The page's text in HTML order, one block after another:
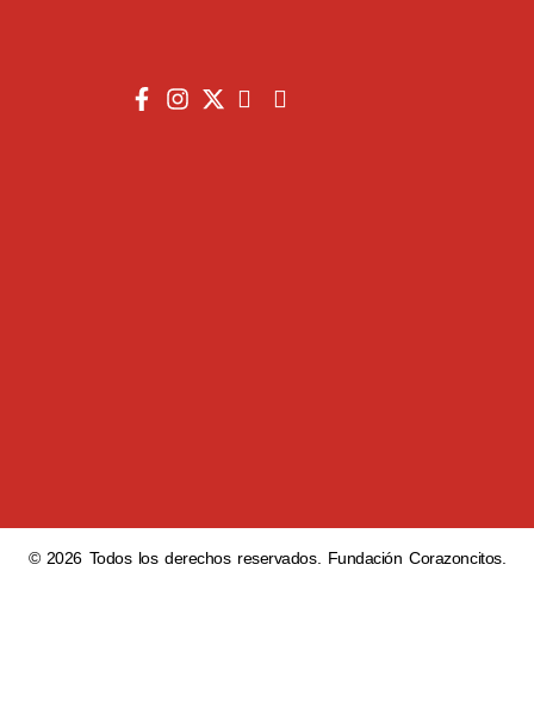
© 2026 Todos los derechos reservados. Fundación Corazoncitos.